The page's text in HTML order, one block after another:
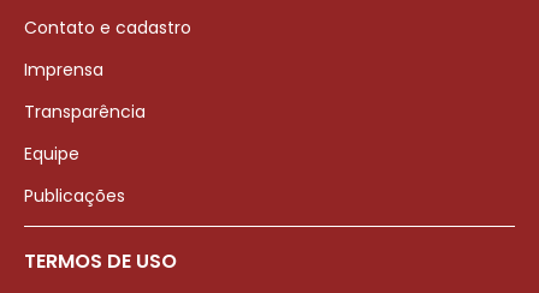
Contato e cadastro
Imprensa
Transparência
Equipe
Publicações
TERMOS DE USO